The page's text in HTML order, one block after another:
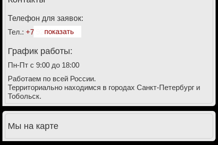
Телефон для заявок:
Тел.: +7 928 911-27-61
показать
График работы:
Пн-Пт с 9:00 до 18:00
Работаем по всей России.
Территориально находимся в городах Санкт-Петербург и
Тобольск.
Мы на карте